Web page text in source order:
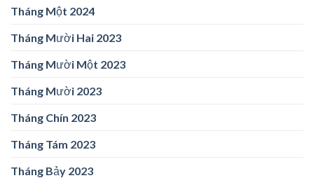
Tháng Một 2024
Tháng Mười Hai 2023
Tháng Mười Một 2023
Tháng Mười 2023
Tháng Chín 2023
Tháng Tám 2023
Tháng Bảy 2023